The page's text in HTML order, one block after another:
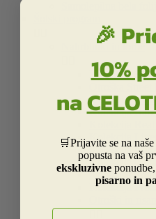
Nahrbtniki in torbe
Kolekcija
Kolekcija
Kolekcija
Kolekcija
Kolekcija
Kolekcija
Kolekcija
Kolekcija
🎉
10%
na
🛒Prijavite se na
popusta na vaš
ekskluzivneponudbe,
pisarno in
E-naslov